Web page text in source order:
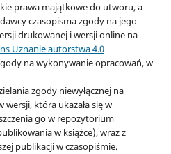
prawa majątkowe do utworu, a
czasopisma zgody na jego
drukowanej i wersji online na
Uznanie autorstwa 4.0
na wykonywanie opracowań, w
zgody niewyłącznej na
która ukazała się w
go w repozytorium
w książce), wraz z
publikacji w czasopiśmie.